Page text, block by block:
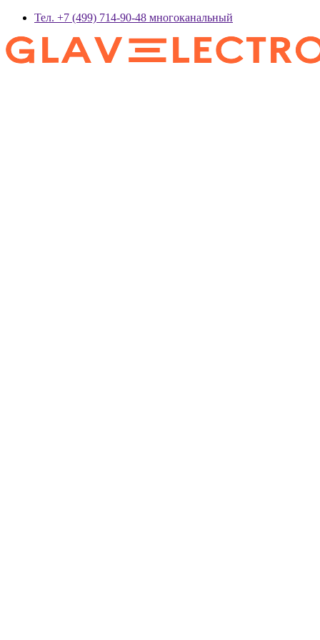
Тел. +7 (499) 714-90-48 многоканальный